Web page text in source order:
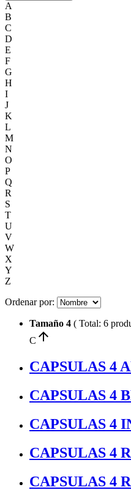
A
B
C
D
E
F
G
H
I
J
K
L
M
N
O
P
Q
R
S
T
U
V
W
X
Y
Z
Ordenar por:
Tamaño 4 ( Total: 6
C arrow_upward
CAPSULAS 4
CAPSULAS 4
CAPSULAS 4
CAPSULAS 4
CAPSULAS 4